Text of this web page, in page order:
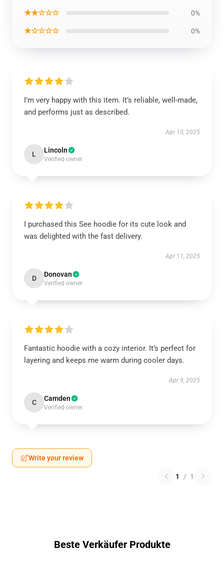
★★☆☆☆ 0%
★☆☆☆☆ 0%
I’m very happy with this item. It’s reliable, well-made,
and performs just as described.
Apr 13, 2025
L Lincoln
Verified owner
I purchased this See hoodie for its cute look and
was delighted with the fast delivery.
Apr 11, 2025
D Donovan
Verified owner
Fantastic hoodie with a cozy interior. It’s perfect for
layering and keeps me warm during cooler days.
Apr 9, 2025
C Camden
Verified owner
Write your review
1 / 1
Beste Verkäufer Produkte